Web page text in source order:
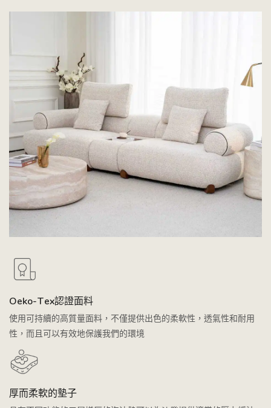
Oeko-Tex認證面料
使用可持續的高質量面料，不僅提供出色的柔軟性，透氣性和耐用
性，而且可以有效地保護我們的環境
厚而柔軟的墊子